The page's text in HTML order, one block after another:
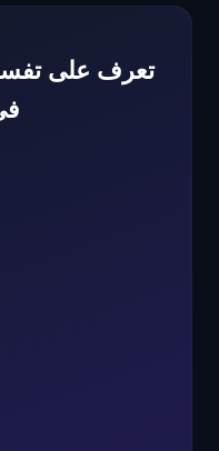
تعرف على